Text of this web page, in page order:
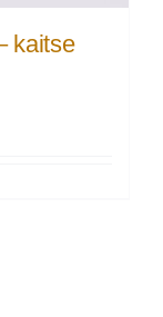
kaitse